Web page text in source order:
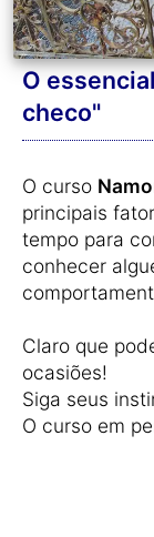
O
checo"
O curso
principais
tempo para
conhecer
Claro que
ocasiões!
Siga seus
O curso em